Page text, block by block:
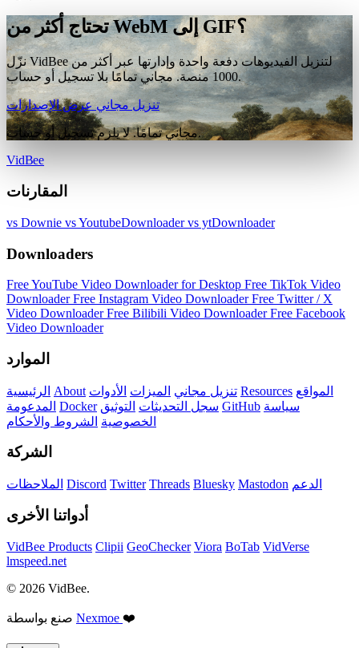
تحتاج أكثر من WebM إلى GIF؟
نزّل VidBee لتنزيل الفيديوهات دفعة واحدة وإدارتها عبر أكثر من
1000 منصة. مجاني تمامًا بلا تسجيل أو حساب.
تنزيل مجانيعرض الإصدارات
مجاني تمامًا. لا يلزم تسجيل أو حساب.
VidBee
المقارنات
vs Downie vs YoutubeDownloadervs ytDownloader
Downloaders
Free YouTube Video Downloader for Desktop Free TikTok Video
DownloaderFree Instagram Video DownloaderFree Twitter / X
Video DownloaderFree Bilibili Video DownloaderFree Facebook
Video Downloader
الموارد
الرئيسية About تنزيل مجاني الميزات الأدوات Resources المواقع
المدعومة Docker سجل التحديثات التوثيق GitHub سياسة
الخصوصية الشروط والأحكام
الشركة
الملاحظات Discord Twitter Threads Bluesky Mastodon الدعم
أدواتنا الأخرى
VidBee Products Clipii GeoChecker Viora BoTab VidVerse
lmspeed.net
© 2026 VidBee.
Nexmoe ❤️